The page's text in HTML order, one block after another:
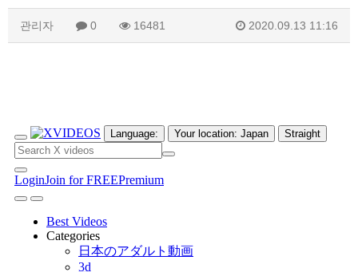
관리자 0 16481 2020.09.13 11:16